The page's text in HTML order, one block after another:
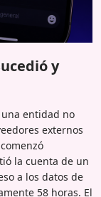
y
entidad no
externos
la cuenta de un
a los datos de
58 horas. El